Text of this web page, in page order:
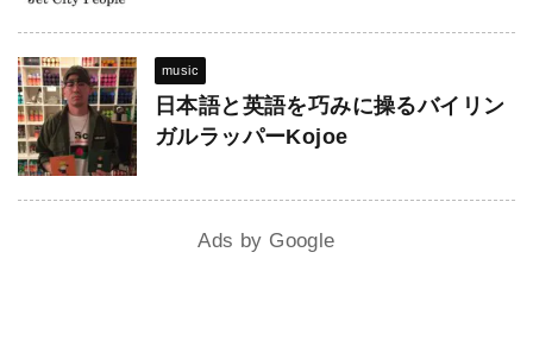
music
日本語と英語を巧みに操るバイリン
ガルラッパーKojoe
Ads by Google